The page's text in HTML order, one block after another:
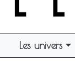
Les univers